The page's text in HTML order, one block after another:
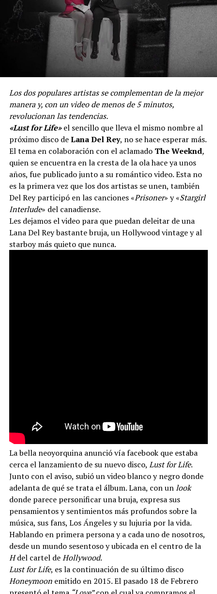
Los dos populares artistas se complementan de la mejor
manera y, con un video de menos de 5 minutos,
revolucionan las tendencias.
«Lust for Life»el sencillo que lleva el mismo nombre al
próximo disco deLana Del Rey, no se hace esperar más.
El tema en colaboración con el aclamado The Weeknd,
quien se encuentra en la cresta de la ola hace ya unos
años, fue publicado junto a su romántico video. Esta no
es la primera vez que los dos artistas se unen, también
Del Rey participó en las canciones «Prisoner» y «Stargirl
Interlude» del canadiense.
Les dejamos el video para que puedan deleitar de una
Lana Del Rey bastante bruja, un Hollywood vintage y al
starboy más quieto que nunca.
La bella neoyorquina anunció vía facebook que estaba
cerca el lanzamiento de su nuevo disco, Lust for Life.
Junto con el aviso, subió un video blanco y negro donde
adelanta de qué se trata el álbum. Lana, con unlook
donde parece personificar una bruja, expresa sus
pensamientos y sentimientos más profundos sobre la
música, sus fans, Los Ángeles y su lujuria por la vida.
Hablando en primera persona y a cada uno de nosotros,
desde un mundo sesentoso y ubicada en el centro de la
Hdel cartel deHollywood.
Lust for Life, es la continuación de su último disco
Honeymoon emitido en 2015. El pasado 18 de Febrero